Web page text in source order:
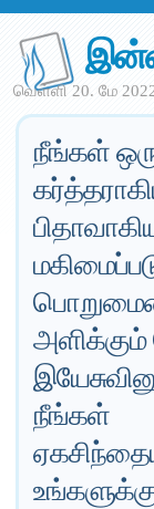
வெள்ளி 20. மே
நீங்கள்
அளிக்கும்
நீங்கள்